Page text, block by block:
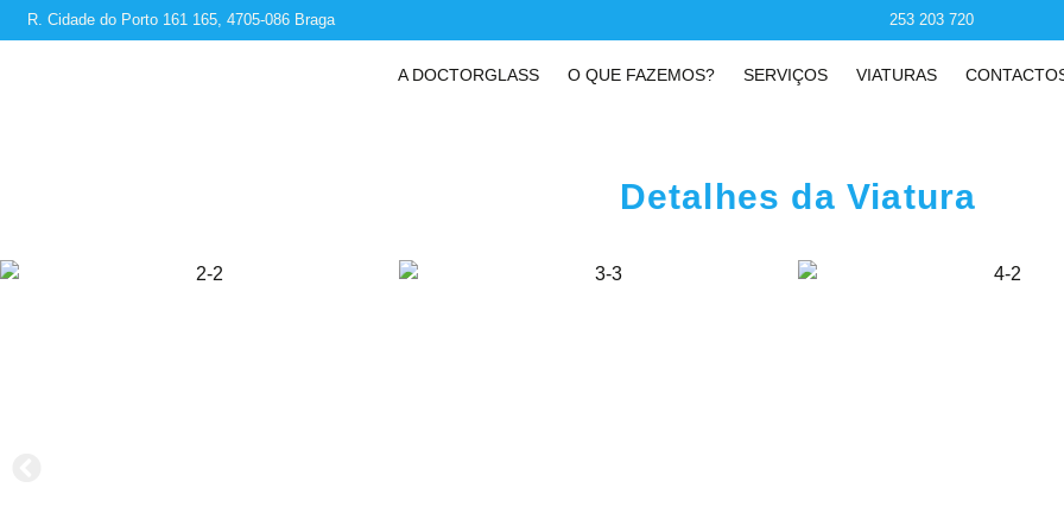
R. Cidade do Porto 161 165, 4705-086 Braga 253 203 720
A DOCTORGLASS O QUE FAZEMOS? SERVIÇOS VIATURAS
Detalhes da Viatura